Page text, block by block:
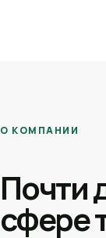
О КОМПАНИИ
Почти
сфере